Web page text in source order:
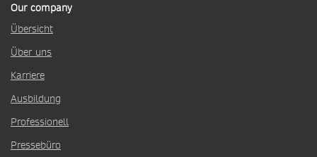
Our company
Übersicht
Über uns
Karriere
Ausbildung
Professionell
Pressebüro